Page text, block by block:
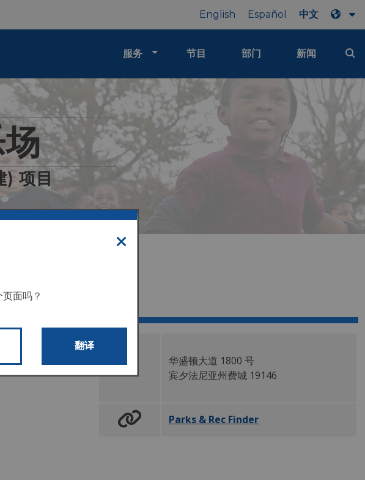
English Español 中文
服务 节目 部门 新闻
项目
华盛顿大道 1800 号
宾夕法尼亚州费城19146
Parks & Rec Finder
面吗？
翻译